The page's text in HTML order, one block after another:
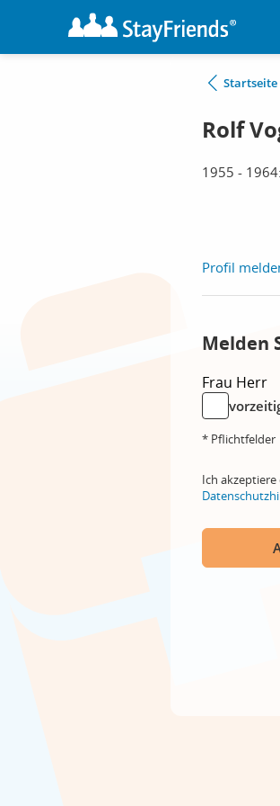
Startseite
Rolf
1955 - 1964:
Profil
Melden
Frau Herr
* Pflichtfelder
Ich akzeptiere